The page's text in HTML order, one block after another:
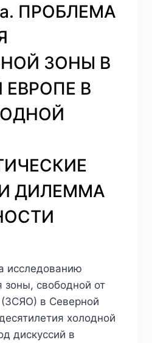
ПРОБЛЕМА
ЗОНЫ В
ЕВРОПЕ В
ДИЛЕММА
исследованию
зоны, свободной от
в Северной
холодной
дискуссий в